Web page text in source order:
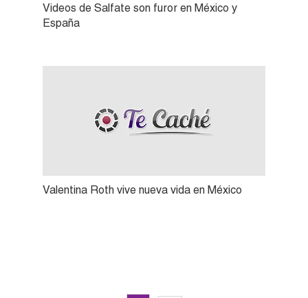
Videos de Salfate son furor en México y
España
Valentina Roth vive nueva vida en México